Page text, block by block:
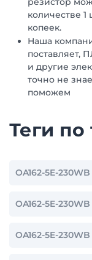
количестве
копеек.
Наша
поставляет,
и другие
точно не
поможем
Теги по
OA162-5E-
OA162-5E-
OA162-5E-